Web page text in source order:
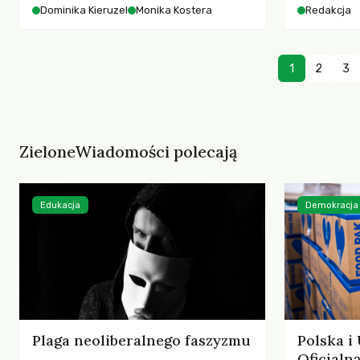
współczesnego miasta.
Dominika Kieruzel Monika Kostera Redakcja
1 2 3
ZieloneWiadomości polecają
Plaga neoliberalnego faszyzmu
Edukacja
Polska i
Demokracja